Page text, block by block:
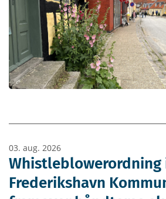
03. aug. 2026
Whistleblowerordning
Frederikshavn